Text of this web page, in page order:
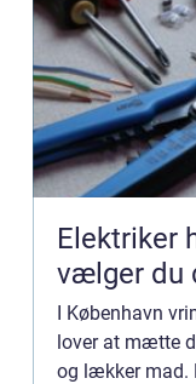
Elektriker
vælger du
I København
lover at mætte
og lækker mad.